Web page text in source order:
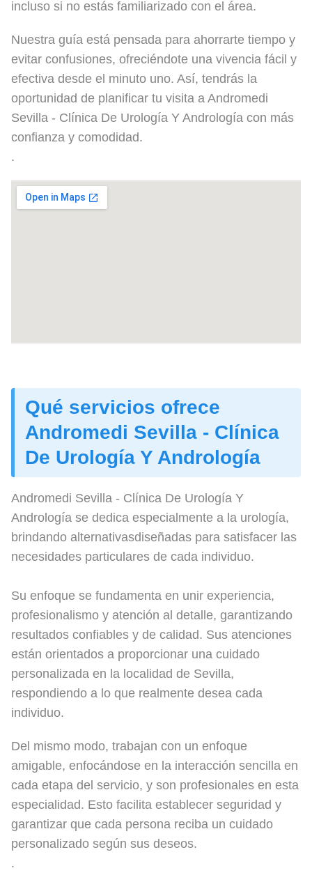
incluso si no estás familiarizado con el área.
Nuestra guía está pensada para ahorrarte tiempo y
evitar confusiones, ofreciéndote una vivencia fácil y
efectiva desde el minuto uno. Así, tendrás la
oportunidad de planificar tu visita a Andromedi
Sevilla - Clínica De Urología Y Andrología con más
confianza y comodidad.
.
Qué servicios ofrece
Andromedi Sevilla - Clínica
De Urología Y Andrología
Andromedi Sevilla - Clínica De Urología Y
Andrología se dedica especialmente a la urología,
brindando alternativasdiseñadas para satisfacer las
necesidades particulares de cada individuo.
Su enfoque se fundamenta en unir experiencia,
profesionalismo y atención al detalle, garantizando
resultados confiables y de calidad. Sus atenciones
están orientados a proporcionar una cuidado
personalizada en la localidad de Sevilla,
respondiendo a lo que realmente desea cada
individuo.
Del mismo modo, trabajan con un enfoque
amigable, enfocándose en la interacción sencilla en
cada etapa del servicio, y son profesionales en esta
especialidad. Esto facilita establecer seguridad y
garantizar que cada persona reciba un cuidado
personalizado según sus deseos.
.